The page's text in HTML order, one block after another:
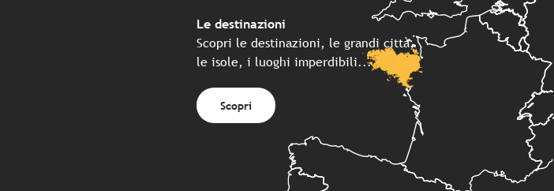
Le destinazioni
Scopri le destinazioni, le grandi città,
le isole, i luoghi imperdibili...
Scopri